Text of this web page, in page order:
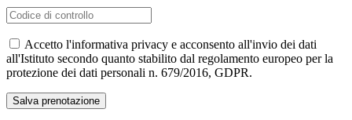
Accetto l'informativa privacy e acconsento all'invio dei dati
all'Istituto secondo quanto stabilito dal regolamento europeo per la
protezione dei dati personali n. 679/2016, GDPR.